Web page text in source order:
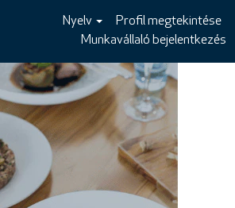
Nyelv
Profil megtekintése
Munkavállaló bejelentkezés